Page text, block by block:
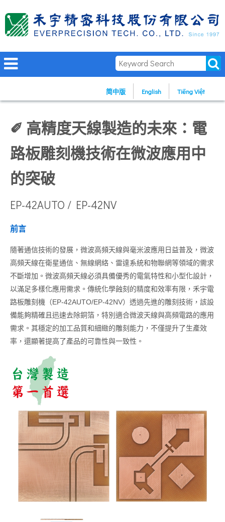
简中版 English Tiếng Việt
✐ 高精度天線製造的未來：電
路板雕刻機技術在微波應用中
的突破
EP-42AUTO / EP-42NV
前言
隨著通信技術的發展，微波高頻天線與毫米波應用日益普及，微波
高頻天線在衛星通信、無線網絡、雷達系統和物聯網等領域的需求
不斷增加。微波高頻天線必須具備優秀的電氣特性和小型化設計，
以滿足多樣化應用需求。傳統化學蝕刻的精度和效率有限，禾宇電
路板雕刻機（EP-42AUTO/EP-42NV）透過先進的雕刻技術，該設
備能夠精確且迅速去除銅箔，特別適合微波天線與高頻電路的應用
需求。其穩定的加工品質和細緻的雕刻能力，不僅提升了生產效
率，還顯著提高了產品的可靠性與一致性。